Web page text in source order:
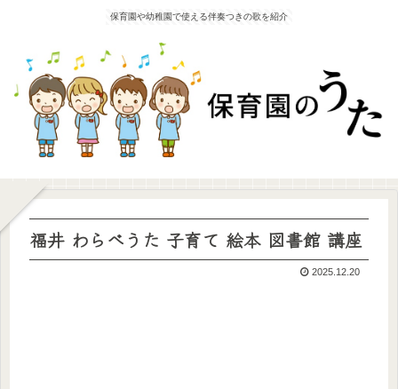
保育園や幼稚園で使える伴奏つきの歌を紹介
福井 わらべうた 子育て 絵本 図書館 講座
2025.12.20